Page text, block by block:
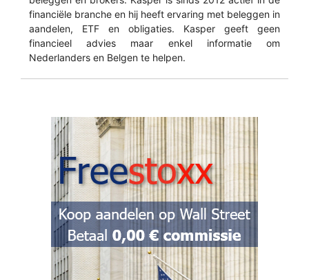
financiële branche en hij heeft ervaring met beleggen in
aandelen, ETF en obligaties. Kasper geeft geen
financieel advies maar enkel informatie om
Nederlanders en Belgen te helpen.